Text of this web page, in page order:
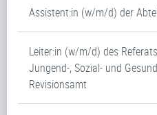
Assistent:in (w/m/d) der
Leiter:in (w/m/d) des
Jungend-, Sozial- und
Revisionsamt